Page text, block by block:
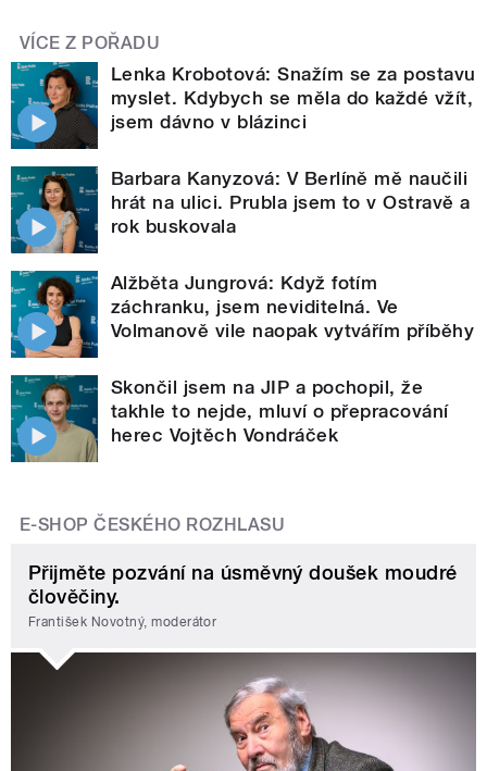
VÍCE Z POŘADU
Lenka Krobotová: Snažím se za postavu
myslet. Kdybych se měla do každé vžít,
jsem dávno v blázinci
Barbara Kanyzová: V Berlíně mě naučili
hrát na ulici. Prubla jsem to v Ostravě a
rok buskovala
Alžběta Jungrová: Když fotím
záchranku, jsem neviditelná. Ve
Volmanově vile naopak vytvářím příběhy
Skončil jsem na JIP a pochopil, že
takhle to nejde, mluví o přepracování
herec Vojtěch Vondráček
E-SHOP ČESKÉHO ROZHLASU
Přijměte pozvání na úsměvný doušek moudré
člověčiny.
František Novotný, moderátor